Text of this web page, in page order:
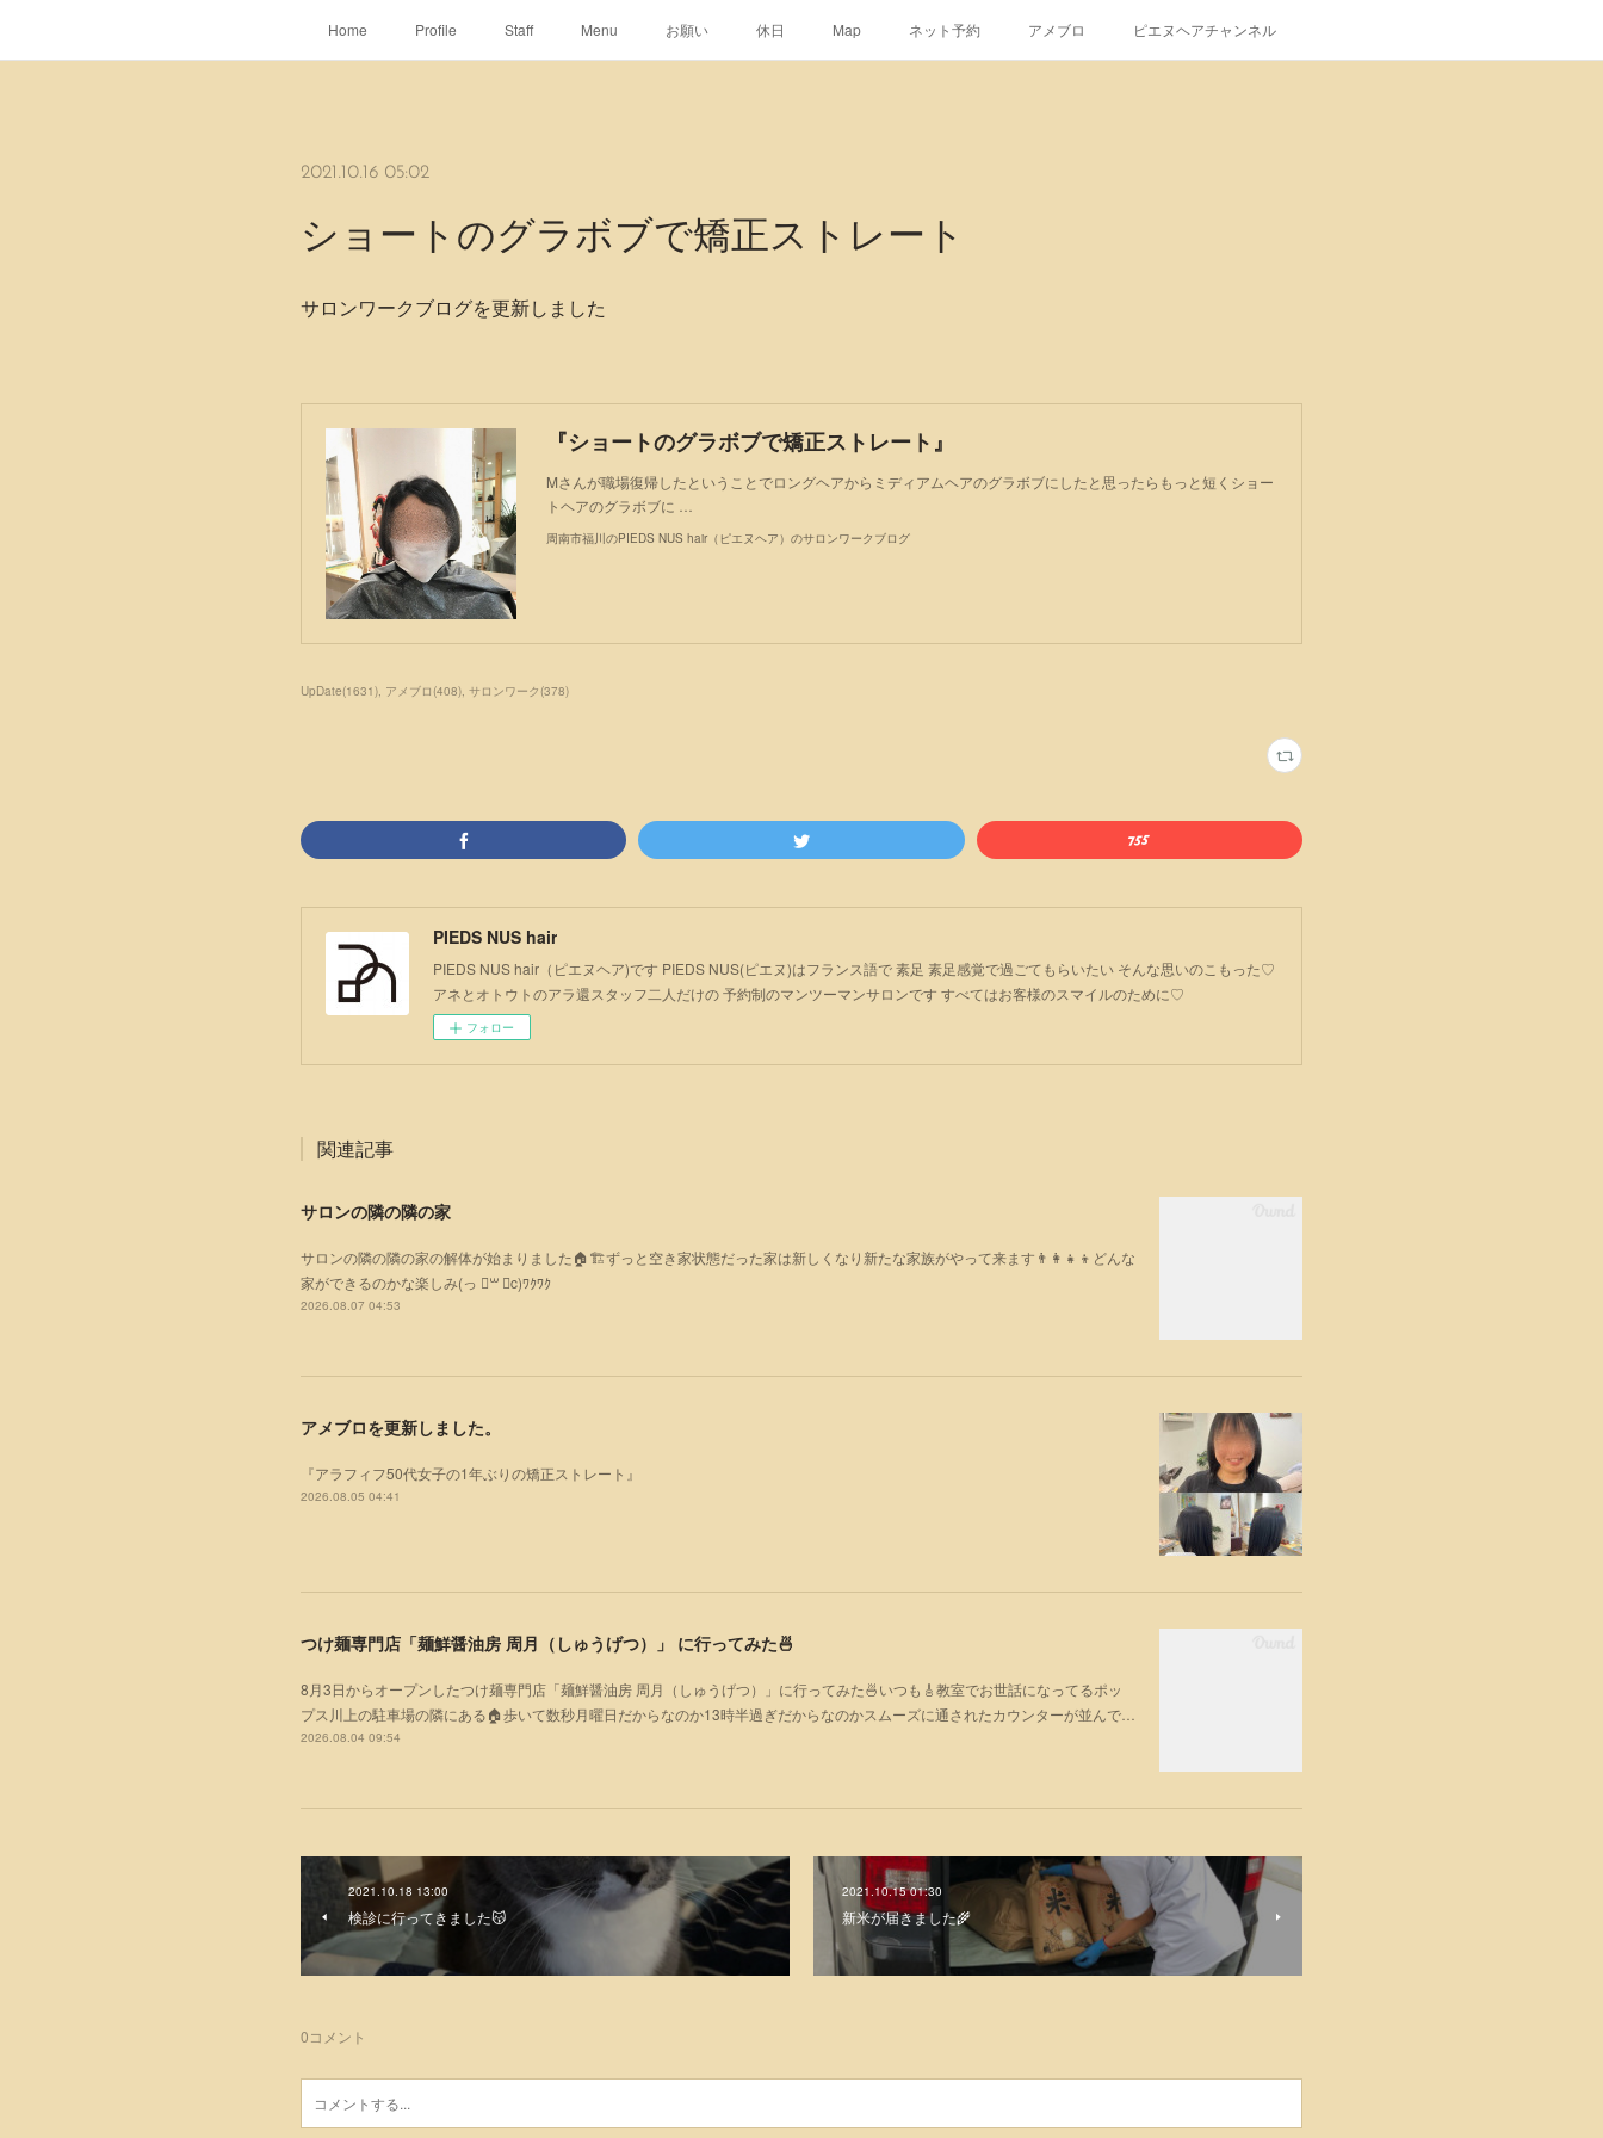
Home Profile Staff Menu お願い 休日 Map ネット予約 アメブロ ピエヌヘアチャンネル
2021.10.16 05:02
ショートのグラボブで矯正ストレート
サロンワークブログを更新しました
『ショートのグラボブで矯正ストレート』
Mさんが職場復帰したということでロングヘアからミディアムヘアのグラボブにしたと思ったらもっと短くショー
トヘアのグラボブに …
周南市福川のPIEDS NUS hair（ピエヌヘア）のサロンワークブログ
UpDate(1631) アメブロ (408) サロンワーク (378)
PIEDS NUS hair
PIEDS NUS hair（ピエヌヘア)です PIEDS NUS(ピエヌ)はフランス語で 素足 素足感覚で過ごてもらいたい そんな思いのこもった♡
アネとオトウトのアラ還スタッフ二人だけの 予約制のマンツーマンサロンです すべてはお客様のスマイルのために♡
フォロー
関連記事
サロンの隣の隣の家
サロンの隣の隣の家の解体が始まりました🏠🏗ずっと空き家状態だった家は新しくなり新たな家族がやって来ます👨‍👩‍👧‍👦どんな
家ができるのかな楽しみ(っ ॑꒳ ॑c)ﾜｸﾜｸ
2026.08.07 04:53
アメブロを更新しました。
『アラフィフ50代女子の1年ぶりの矯正ストレート』
2026.08.05 04:41
つけ麺専門店「麺鮮醤油房 周月（しゅうげつ）」⁡ に行ってみた🍜
8月3日からオープンしたつけ麺専門店「麺鮮醤油房 周月（しゅうげつ）」⁡に行ってみた🍜いつも🎸教室でお世話になってるポッ
プス川上の駐車場の隣にある🏠歩いて数秒月曜日だからなのか13時半過ぎだからなのかスムーズに通されたカウンターが並んで…
2026.08.04 09:54
2021.10.18 13:00
検診に行ってきました😽
2021.10.15 01:30
新米が届きました🌾
0コメント